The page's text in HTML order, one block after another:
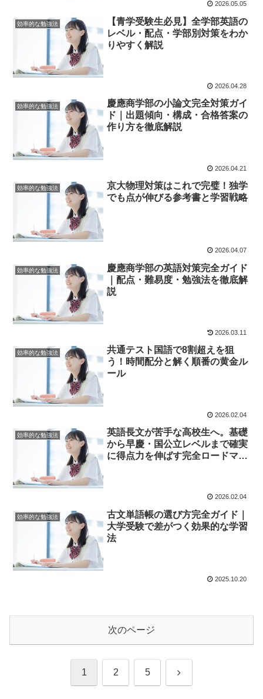
2026.05.05
効率的な勉強法
【青学受験生必見】全学部英語の
レベル・配点・学部別対策をわか
りやすく解説
2026.04.28
効率的な勉強法
慶應商学部の小論文完全対策ガイ
ド｜出題傾向・構成・合格答案の
作り方を徹底解説
2026.04.21
効率的な勉強法
京大物理対策はこれで完璧！独学
でも点が伸びる参考書と学習戦略
2026.04.07
効率的な勉強法
慶應商学部の英語対策完全ガイド
｜配点・難易度・勉強法を徹底解
説
2026.03.11
効率的な勉強法
共通テスト国語で8割超えを狙
う！時間配分と解く順番の黄金ル
ール
2026.02.04
効率的な勉強法
英語長文が苦手な高校生へ。基礎
から早慶・国公立レベルまで確実
に得点力を伸ばす完全ロードマッ
2026.02.04
効率的な勉強法
古文単語帳の選び方完全ガイド｜
大学受験で差がつく効果的な学習
法
2025.10.20
次のページ
1 2 5 次